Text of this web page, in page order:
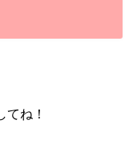
てね！